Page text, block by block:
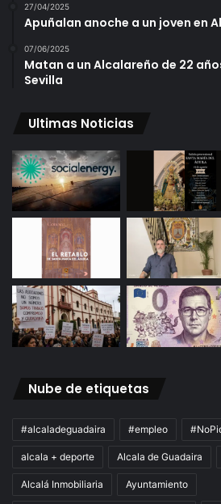
27/04/2025
Apuñalan anoche a un joven en
07/06/2025
Matan a un Alcalareño de 22
Sevilla
Ultimas Noticias
Nube de etiquetas
#alcaladeguadaira #empleo
alcala + deporte Alcala de Guadaira
Alcalá Inmobiliaria Ayuntamiento